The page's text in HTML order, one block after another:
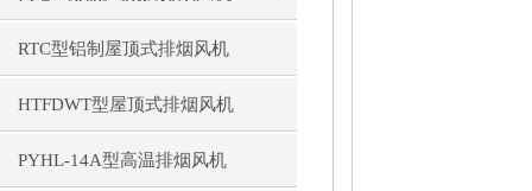
RTC型铝制屋顶式排烟风机
HTFDWT型屋顶式排烟风机
PYHL-14A型高温排烟风机